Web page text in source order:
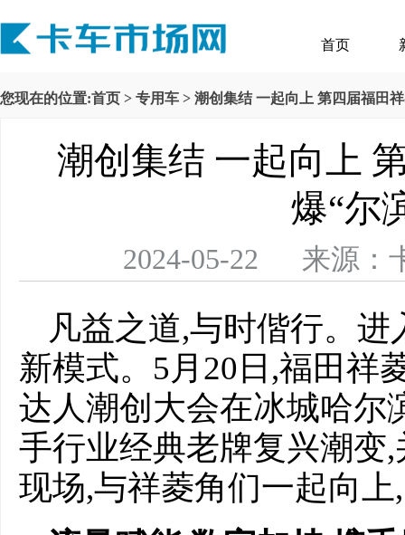
首页
您现在的位置:首页 > 专用车 > 潮创集结 一起向上 第四届福田
潮创集结 一起向上
爆“尔
2024-05-22 来源：
凡益之道,与时偕行。
新模式。5月20日,福田祥
达人潮创大会在冰城哈尔
手行业经典老牌复兴潮变
现场,与祥菱角们一起向